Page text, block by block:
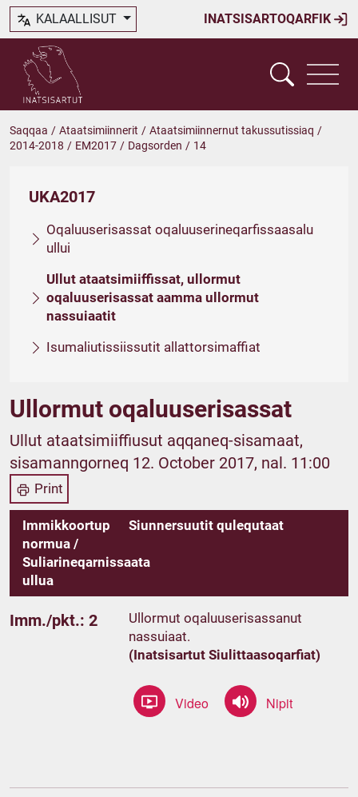
INATSISARTOQARFIK
KALAALLISUT
Saqqaa / Ataatsimiinnerit / Ataatsimiinnernut takussutissiaq /
2014-2018 / EM2017 / Dagsorden / 14
UKA2017
Oqaluuserisassat oqaluuserineqarfissaasalu
ullui
Ullut ataatsimiiffissat, ullormut
oqaluuserisassat aamma ullormut
nassuiaatit
Isumaliutissiissutit allattorsimaffiat
Ullormut oqaluuserisassat
Ullut ataatsimiiffiusut aqqaneq-sisamaat,
sisamanngorneq 12. October 2017, nal. 11:00
Print
Immikkoortup
normua /
Suliarineqarnissaata
ullua
Siunnersuutit qulequtaat
Imm./pkt.: 2
Ullormut oqaluuserisassanut
nassuiaat.
(Inatsisartut Siulittaasoqarfiat)